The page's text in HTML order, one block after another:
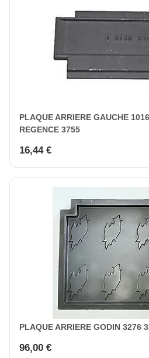
PLAQUE ARRIERE GAUCHE
REGENCE 3755
16,44 €
PLAQUE ARRIERE GODIN 3276
96,00 €